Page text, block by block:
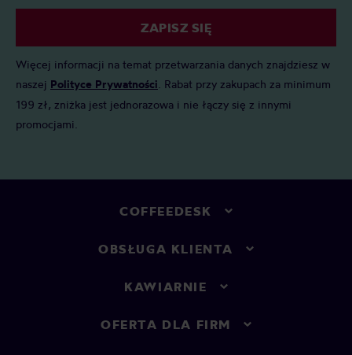
ZAPISZ SIĘ
Więcej informacji na temat przetwarzania danych znajdziesz w
naszej Polityce Prywatności . Rabat przy zakupach za minimum
199 zł, zniżka jest jednorazowa i nie łączy się z innymi
promocjami.
COFFEEDESK
OBSŁUGA KLIENTA
KAWIARNIE
OFERTA DLA FIRM